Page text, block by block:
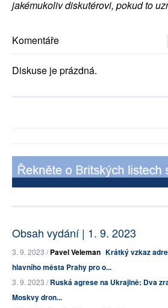
jakémukoliv diskutérovi, pokud to
Komentáře
Diskuse je prázdná.
Obsah vydání | 1. 9. 2023
3. 9. 2023 /Pavel Veleman Krátký vzkaz
hlavního města Prahy pro o...
3. 9. 2023 /Ruská agrese na Ukrajině: Dva
Moskvy dron...